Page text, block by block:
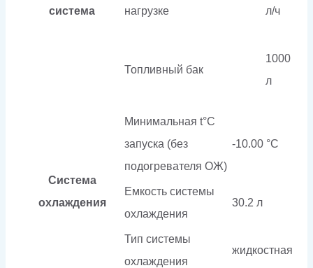
система
нагрузке
л/ч
Топливный бак
1000
л
Система
охлаждения
Минимальная t°С
запуска (без
подогревателя ОЖ)
-10.00 °С
Емкость системы
охлаждения
30.2 л
Тип системы
охлаждения
жидкостная